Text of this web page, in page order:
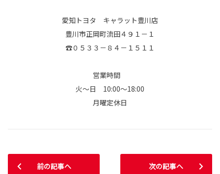
愛知トヨタ キャラット豊川店
豊川市正岡町流田４９１－１
☎０５３３－８４－１５１１
営業時間
火～日 10:00～18:00
月曜定休日
前の記事へ 次の記事へ